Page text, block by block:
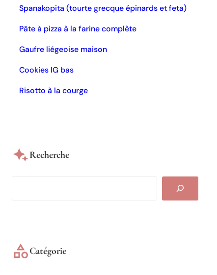
Spanakopita (tourte grecque épinards et feta)
Pâte à pizza à la farine complète
Gaufre liégeoise maison
Cookies IG bas
Risotto à la courge
Recherche
Catégorie